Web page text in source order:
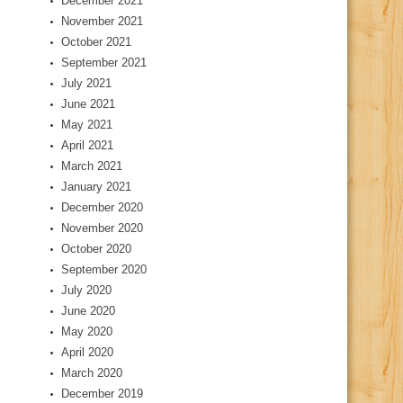
November 2021
October 2021
September 2021
July 2021
June 2021
May 2021
April 2021
March 2021
January 2021
December 2020
November 2020
October 2020
September 2020
July 2020
June 2020
May 2020
April 2020
March 2020
December 2019